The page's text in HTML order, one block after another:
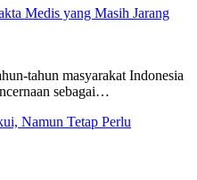
Medis yang Masih Jarang
tahun masyarakat Indonesia
sebagai…
Namun Tetap Perlu